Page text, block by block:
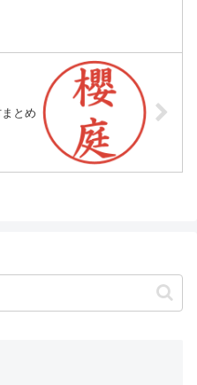
とめ